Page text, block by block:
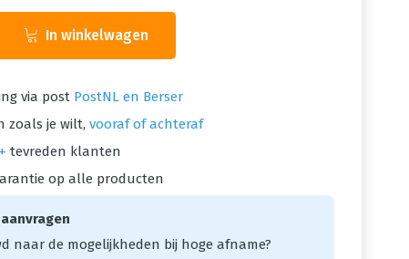
In winkelwagen
via post PostNL en Berser
zoals je wilt, vooraf of achteraf
tevreden klanten
op alle producten
naar de mogelijkheden bij hoge afname?